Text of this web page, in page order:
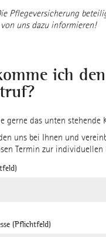
Pflegeversicherung
von uns dazu informieren!
ich den
gerne das unten
uns bei Ihnen und
Termin zur individuellen
(Pflichtfeld)